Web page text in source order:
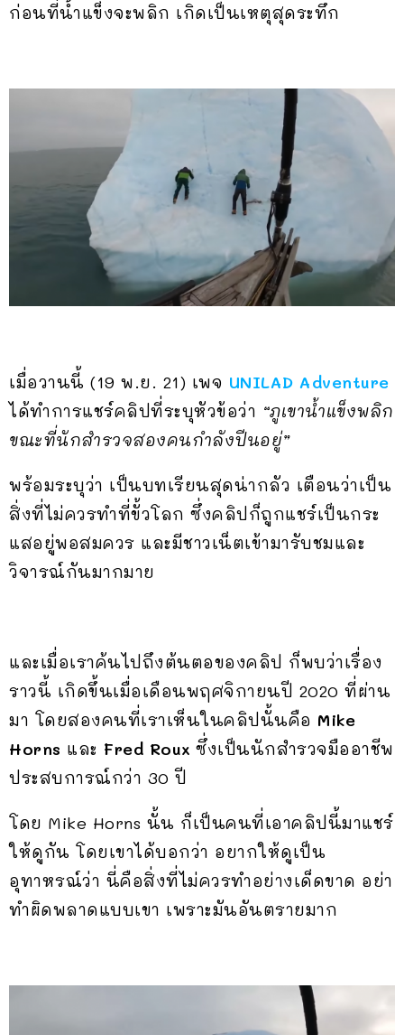
ก่อนที่น้ำแข็งจะพลิก เกิดเป็นเหตุสุดระทึก
เมื่อวานนี้ (19 พ.ย. 21) เพจ UNILAD Adventure
ได้ทำการแชร์คลิปที่ระบุหัวข้อว่า “ภูเขาน้ำแข็งพลิก
ขณะที่นักสำรวจสองคนกำลังปีนอยู่”
พร้อมระบุว่า เป็นบทเรียนสุดน่ากลัว เตือนว่าเป็น
สิ่งที่ไม่ควรทำที่ขั้วโลก ซึ่งคลิปก็ถูกแชร์เป็นกระ
แสอยู่พอสมควร และมีชาวเน็ตเข้ามารับชมและ
วิจารณ์กันมากมาย
และเมื่อเราค้นไปถึงต้นตอของคลิป ก็พบว่าเรื่อง
ราวนี้ เกิดขึ้นเมื่อเดือนพฤศจิกายนปี 2020 ที่ผ่าน
มา โดยสองคนที่เราเห็นในคลิปนั้นคือ Mike
Horns และ Fred Roux ซึ่งเป็นนักสำรวจมืออาชีพ
ประสบการณ์กว่า 30 ปี
โดย Mike Horns นั้น ก็เป็นคนที่เอาคลิปนี้มาแชร์
ให้ดูกัน โดยเขาได้บอกว่า อยากให้ดูเป็น
อุทาหรณ์ว่า นี่คือสิ่งที่ไม่ควรทำอย่างเด็ดขาด อย่า
ทำผิดพลาดแบบเขา เพราะมันอันตรายมาก